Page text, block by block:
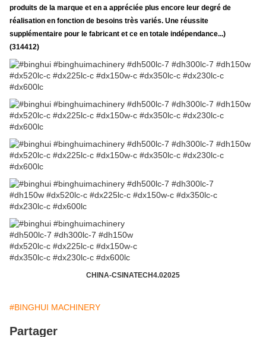
produits de la marque et en a appréciée plus encore leur degré de
réalisation en fonction de besoins très variés. Une réussite
supplémentaire pour le fabricant et ce en totale indépendance...)
(314412)
CHINA-CSINATECH4.02025
#BINGHUI MACHINERY
Partager